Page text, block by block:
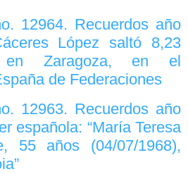
12964. Recuerdos año
López saltó 8,23
en Zaragoza, en el
de Federaciones
12963. Recuerdos año
española: “María Teresa
55 años (04/07/1968),